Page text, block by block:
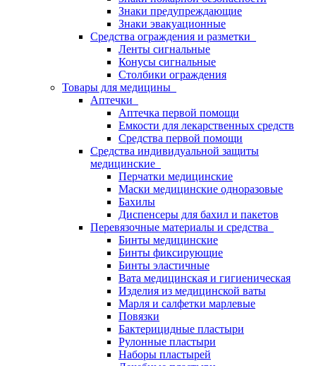
Знаки предупреждающие
Знаки эвакуационные
Средства ограждения и разметки
Ленты сигнальные
Конусы сигнальные
Столбики ограждения
Товары для медицины
Аптечки
Аптечка первой помощи
Емкости для лекарственных средств
Средства первой помощи
Средства индивидуальной защиты
медицинские
Перчатки медицинские
Маски медицинские одноразовые
Бахилы
Диспенсеры для бахил и пакетов
Перевязочные материалы и средства
Бинты медицинские
Бинты фиксирующие
Бинты эластичные
Вата медицинская и гигиеническая
Изделия из медицинской ваты
Марля и салфетки марлевые
Повязки
Бактерицидные пластыри
Рулонные пластыри
Наборы пластырей